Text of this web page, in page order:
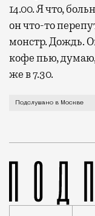
14.00. Я что,
он что-то
монстр. Дождь.
кофе пью, думаю,
же в 7.30.
— Надо же что-
Подслушано в Москве